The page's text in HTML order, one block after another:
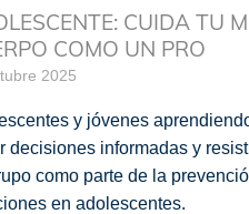
CUIDA TU
COMO UN PRO
2025
y jóvenes
decisiones informadas y
como parte de la
en adolescentes.